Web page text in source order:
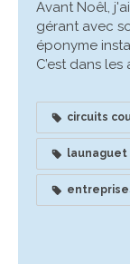
Avant Noêl,
gérant avec
éponyme
C’est dans
circuits
launaguet